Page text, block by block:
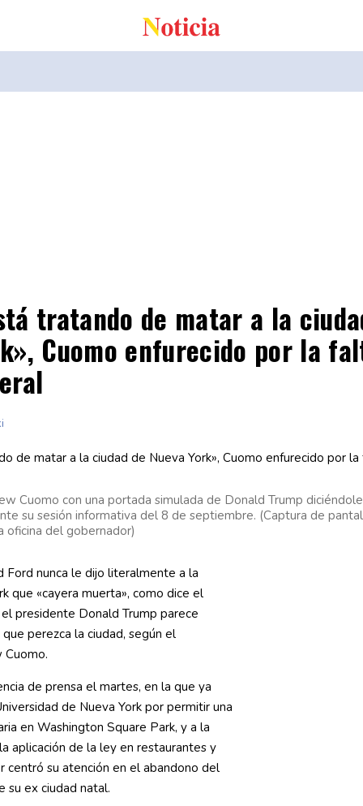
tratando de matar a la
Cuomo enfurecido por la
Cuomo con una portada simulada de Donald Trump
su sesión informativa del 8 de septiembre. (Captura de
oficina del gobernador)
Ford nunca le dijo literalmente a la
que «cayera muerta», como dice el
presidente Donald Trump parece
perezca la ciudad, según el
de prensa el martes, en la que ya
de Nueva York por permitir una
en Washington Square Park, y a la
aplicación de la ley en restaurantes y
centró su atención en el abandono del
su ex ciudad natal.